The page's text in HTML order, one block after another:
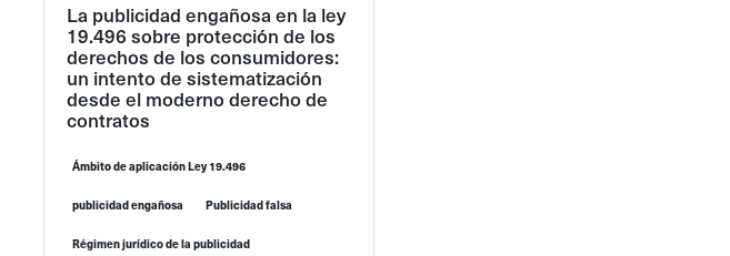
La publicidad engañosa en la ley
19.496 sobre protección de los
derechos de los consumidores:
un intento de sistematización
desde el moderno derecho de
contratos
Ámbito de aplicación Ley 19.496
publicidad engañosa Publicidad falsa
Régimen jurídico de la publicidad